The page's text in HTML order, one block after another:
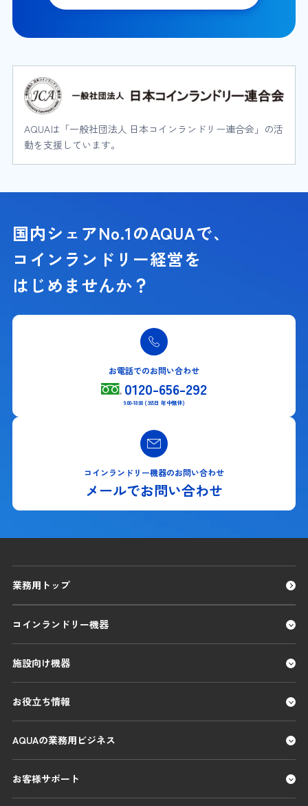
AQUAは「一般社団法人 日本コインランドリー連合会」の活
動を支援しています。
国内シェアNo.1のAQUAで、
コインランドリー経営を
はじめませんか？
お電話でのお問い合わせ
0120-656-292
9:00-18:00 (365日 年中無休)
コインランドリー機器のお問い合わせ
メールでお問い合わせ
業務用トップ
コインランドリー機器
施設向け機器
お役立ち情報
AQUAの業務用ビジネス
お客様サポート